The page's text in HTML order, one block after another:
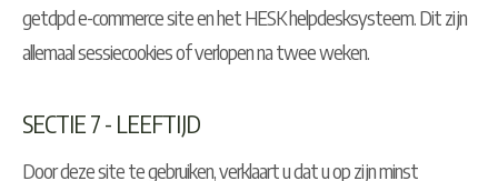
getdpd e-commerce site en het HESK helpdesksysteem. Dit zijn
allemaal sessiecookies of verlopen na twee weken.
SECTIE 7 - LEEFTIJD
Door deze site te gebruiken, verklaart u dat u op zijn minst